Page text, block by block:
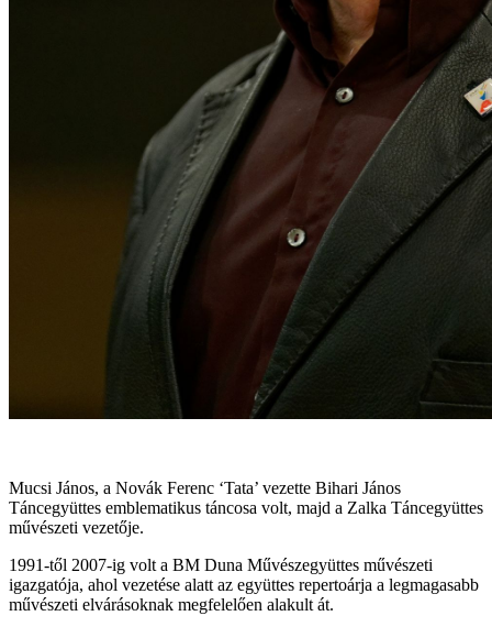
Mucsi János, a Novák Ferenc ‘Tata’ vezette Bihari János
Táncegyüttes emblematikus táncosa volt, majd a Zalka Táncegyüttes
művészeti vezetője.
1991-től 2007-ig volt a BM Duna Művészegyüttes művészeti
igazgatója, ahol vezetése alatt az együttes repertoárja a legmagasabb
művészeti elvárásoknak megfelelően alakult át.